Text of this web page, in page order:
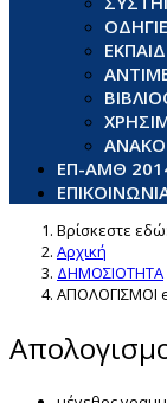
ΕΠ-ΑΜΘ
Βρίσκεστε εδώ:
Αρχική
ΔΗΜΟΣΙΟΤΗΤΑ
ΑΠΟΛΟΓΙΣΜΟΙ